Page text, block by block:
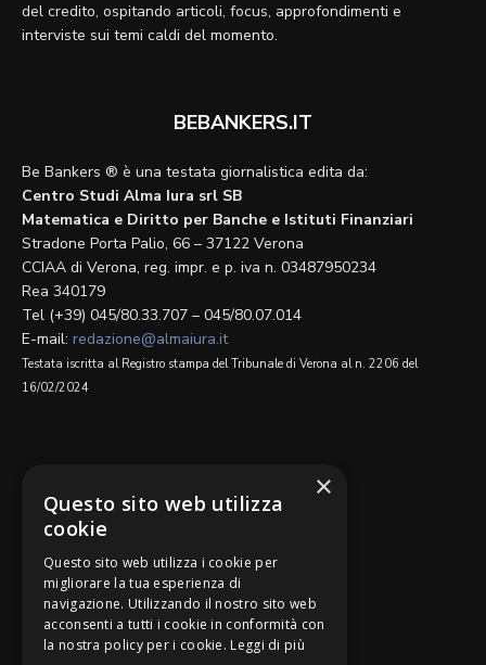
del credito, ospitando articoli, focus, approfondimenti e
interviste sui temi caldi del momento.
BEBANKERS.IT
Be Bankers ® è una testata giornalistica edita da:
Centro Studi Alma Iura srl SB
Matematica e Diritto per Banche e Istituti Finanziari
Stradone Porta Palio, 66 – 37122 Verona
CCIAA di Verona, reg. impr. e p. iva n. 03487950234
Rea 340179
Tel (+39) 045/80.33.707 – 045/80.07.014
E-mail: redazione@almaiura.it
Testata iscritta al Registro stampa del Tribunale di Verona al n. 2206 del
16/02/2024
Be Bankers è ideato da
×
Questo sito web utilizza
cookie
Questo sito web utilizza i cookie per
migliorare la tua esperienza di
navigazione. Utilizzando il nostro sito web
acconsenti a tutti i cookie in conformità con
la nostra policy per i cookie. Leggi di più